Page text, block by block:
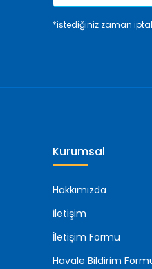
*istediğiniz zaman
Kurumsal
Hakkımızda
İletişim
İletişim Formu
Havale Bildirim